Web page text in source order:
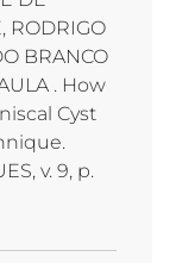
RODRIGO
BRANCO
. How
Cyst
v. 9, p.